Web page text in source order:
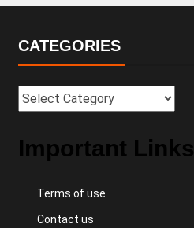
CATEGORIES
Important Links
Terms of use
Contact us